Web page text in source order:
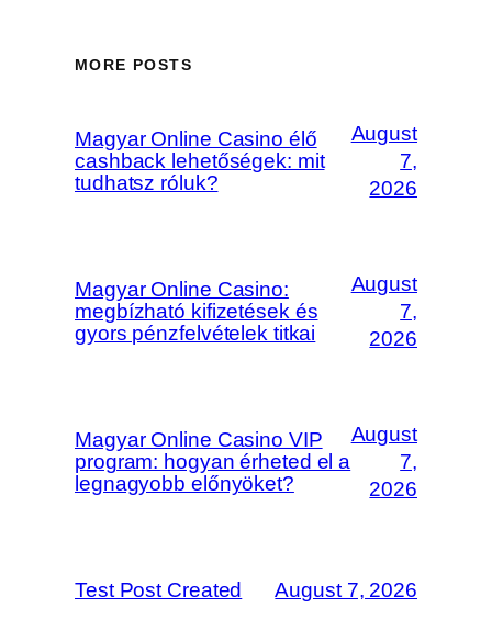
MORE POSTS
Magyar Online Casino élő
cashback lehetőségek: mit
tudhatsz róluk?
August
7,
2026
Magyar Online Casino:
megbízható kifizetések és
gyors pénzfelvételek titkai
August
7,
2026
Magyar Online Casino VIP
program: hogyan érheted el a
legnagyobb előnyöket?
August
7,
2026
Test Post Created August 7, 2026